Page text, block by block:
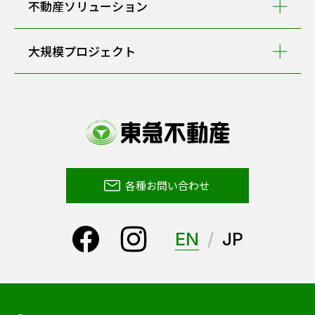
不動産ソリューション
大規模プロジェクト
各種お問い合わせ
EN JP